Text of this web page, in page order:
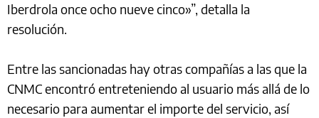
Iberdrola once ocho nueve cinco»”, detalla la
resolución.
Entre las sancionadas hay otras compañías a las que la
CNMC encontró entreteniendo al usuario más allá de lo
necesario para aumentar el importe del servicio, así